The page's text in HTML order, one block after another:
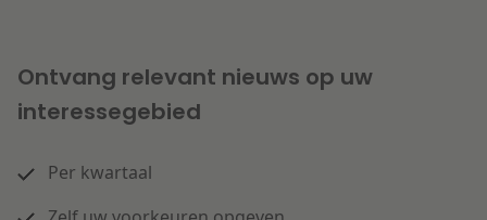
Ontvang relevant nieuws op uw
interessegebied
Per kwartaal